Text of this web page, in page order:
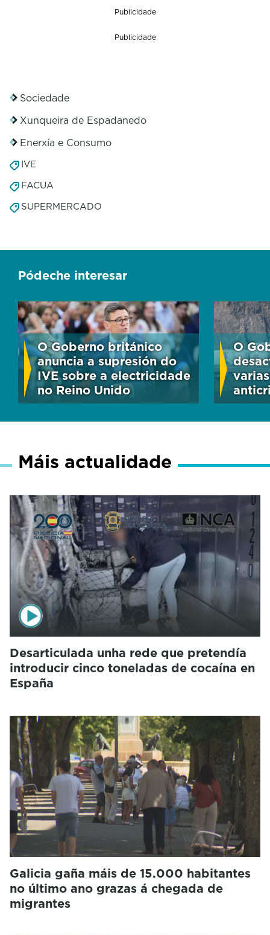
Publicidade
Publicidade
Sociedade
Xunqueira de Espadanedo
Enerxía e Consumo
IVE
FACUA
SUPERMERCADO
Pódeche interesar
O Goberno británico
anuncia a supresión do
IVE sobre a electricidade
no Reino Unido
O
Máis actualidade
Desarticulada unha rede que pretendía
introducir cinco toneladas de cocaína en
España
Galicia gaña máis de 15.000 habitantes
no último ano grazas á chegada de
migrantes